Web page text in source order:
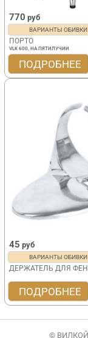
770 руб
ВАРИАНТЫ ОБИВКИ
ПОРТО
VLK 600, НА ПЯТИЛУЧИИ
ПОДРОБНЕЕ
45 руб
ВАРИАНТЫ ОБИВКИ
ДЕРЖАТЕЛЬ ДЛЯ
ПОДРОБНЕЕ
©